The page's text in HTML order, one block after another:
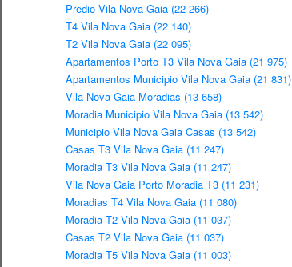
Predio Vila Nova Gaia (22 266)
T4 Vila Nova Gaia (22 140)
T2 Vila Nova Gaia (22 095)
Apartamentos Porto T3 Vila Nova Gaia (21 975)
Apartamentos Municipio Vila Nova Gaia (21 831)
Vila Nova Gaia Moradias (13 658)
Moradia Municipio Vila Nova Gaia (13 542)
Municipio Vila Nova Gaia Casas (13 542)
Casas T3 Vila Nova Gaia (11 247)
Moradia T3 Vila Nova Gaia (11 247)
Vila Nova Gaia Porto Moradia T3 (11 231)
Moradias T4 Vila Nova Gaia (11 080)
Moradia T2 Vila Nova Gaia (11 037)
Casas T2 Vila Nova Gaia (11 037)
Moradia T5 Vila Nova Gaia (11 003)